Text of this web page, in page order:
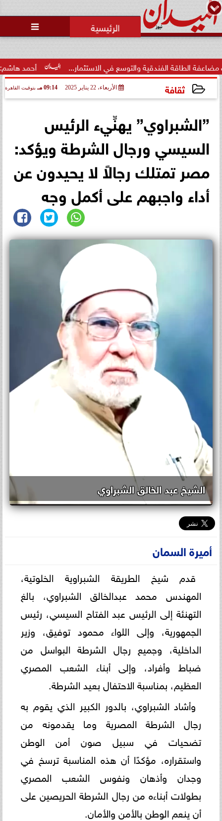

أحمد هاشم: الإعلام الفندقية والتوسع في الاستثمار...
ثقافة الأربعاء، 22 يناير 2025 09:14 مـ بتوقيت القاهرة
”الشبراوي” يهنِّيء الرئيس
السيسي ورجال الشرطة ويؤكد:
مصر تمتلك رجالاً لا يحيدون عن
أداء واجبهم على أكمل وجه
الشيخ عبد الخالق الشبراوي
أميرة السمان
قدم شيخ الطريقة الشبراوية الخلوتية،
المهندس محمد عبدالخالق الشبراوي، بالغ
التهنئة إلى الرئيس عبد الفتاح السيسي، رئيس
الجمهورية، وإلى اللواء محمود توفيق، وزير
الداخلية، وجميع رجال الشرطة البواسل من
ضباط وأفراد، وإلى أبناء الشعب المصري
العظيم، بمناسبة الاحتفال بعيد الشرطة.
وأشاد الشبراوي، بالدور الكبير الذي يقوم به
رجال الشرطة المصرية وما يقدمونه من
تضحيات في سبيل صون أمن الوطن
واستقراره، مؤكدًا أن هذه المناسبة ترسخ في
وجدان وأذهان ونفوس الشعب المصري
بطولات أبناءه من رجال الشرطة الحريصين على
أن ينعم الوطن بالأمن والأمان.